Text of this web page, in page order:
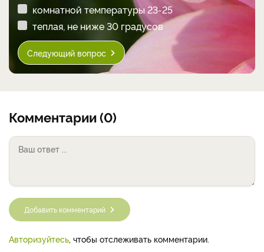
комнатной температуры 23-25
теплая, не ниже 30 градусов
Следующий вопрос
Комментарии (0)
Добавить комментарий
Авторизуйтесь, чтобы отслеживать комментарии.